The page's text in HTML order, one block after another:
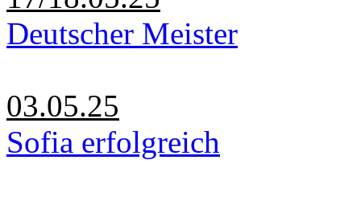
Deutscher Meister
03.05.25
Sofia erfolgreich